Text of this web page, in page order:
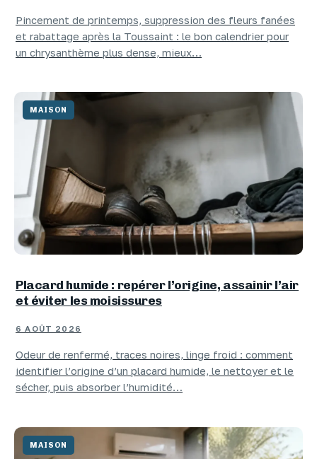
Pincement de printemps, suppression des fleurs fanées
et rabattage après la Toussaint : le bon calendrier pour
un chrysanthème plus dense, mieux…
MAISON
Placard humide : repérer l’origine, assainir l’air
et éviter les moisissures
6 AOÛT 2026
Odeur de renfermé, traces noires, linge froid : comment
identifier l’origine d’un placard humide, le nettoyer et le
sécher, puis absorber l’humidité…
MAISON